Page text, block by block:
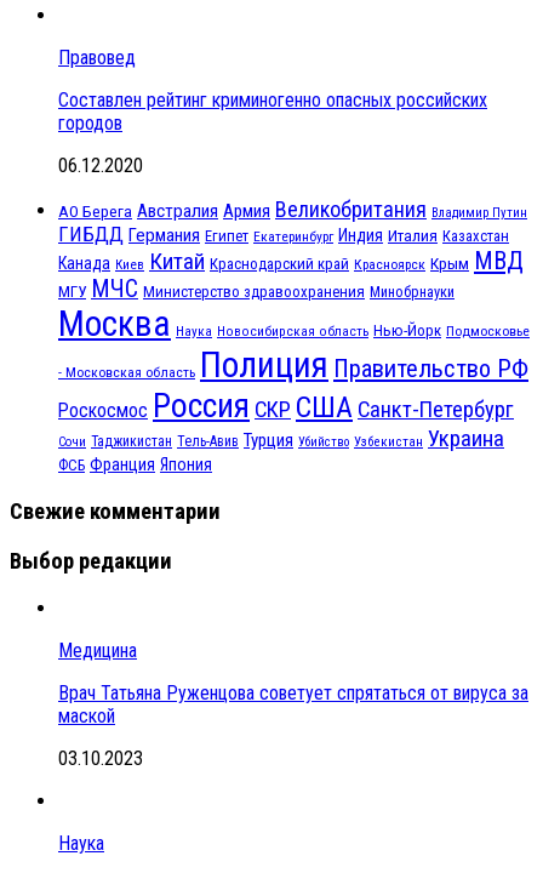
Правовед
Составлен рейтинг криминогенно опасных российских
городов
06.12.2020
АО Берега Австралия Армия Великобритания Владимир Путин
ГИБДД Германия Египет Екатеринбург Индия Италия Казахстан
Канада Киев Китай Краснодарский край Красноярск Крым МВД
МГУ МЧС Министерство здравоохранения Минобрнауки
Москва Наука Новосибирская область Нью-Йорк Подмосковье
- Московская область Полиция Правительство РФ
Роскосмос Россия СКР США Санкт-Петербург
Сочи Таджикистан Тель-Авив Турция Убийство Узбекистан Украина
ФСБ Франция Япония
Свежие комментарии
Выбор редакции
Медицина
Врач Татьяна Руженцова советует спрятаться от вируса за
маской
03.10.2023
Наука